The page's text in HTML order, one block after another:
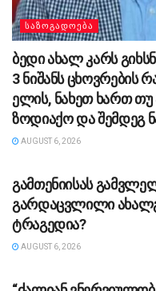
ᲡᲐᲖᲝᲒᲐᲓᲝᲔᲑᲐ
ბედი ახალ კარს
3 ნიშანს
ელის, ნახეთ ხართ თუ
ზოდიაქო და შემდეგ
AUGUST 6, 2026
გამთენიისას
გარდაცვლილი
ტრაგედია?
AUGUST 6, 2026